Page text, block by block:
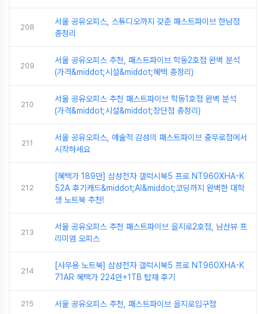
208
서울 공유오피스, 스튜디오까지 갖춘 패스트파이브 한남점
총정리
209
서울 공유오피스 추천, 패스트파이브 학동2호점 완벽 분석
(가격&middot;시설&middot;혜택 총정리)
210
서울 공유오피스 추천 패스트파이브 학동1호점 완벽 분석
(가격&middot;시설&middot;장단점 총정리)
211
서울 공유오피스, 예술적 감성의 패스트파이브 충무로점에서
시작하세요
212
[혜택가 189만] 삼성전자 갤럭시북5 프로 NT960XHA-K
52A 후기캐드&middot;AI&middot;코딩까지 완벽한 대학
생 노트북 추천!
213
서울 공유오피스 추천 패스트파이브 을지로2호점, 남산뷰 프
리미엄 오피스
214
[사무용 노트북] 삼성전자 갤럭시북5 프로 NT960XHA-K
71AR 혜택가 224만+1TB 탑재 후기
215 서울 공유오피스 추천, 패스트파이브 을지로입구점